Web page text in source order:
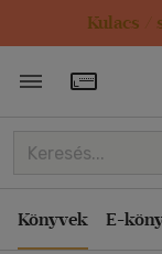
Kulacs /
Könyvek E-